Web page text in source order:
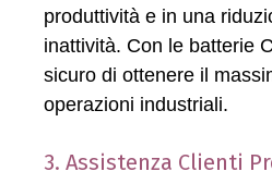
produttività e in una
inattività. Con le batterie
sicuro di ottenere il
operazioni industriali.
3. Assistenza Clienti